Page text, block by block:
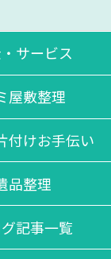
心くださいま
サービス
屋敷整理
付けお手伝い
品整理
記事一覧